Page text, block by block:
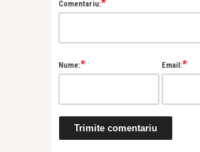
Comentariu:*
Nume:* Email:*